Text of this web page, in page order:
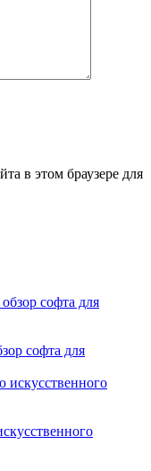
в этом браузере для
софта для